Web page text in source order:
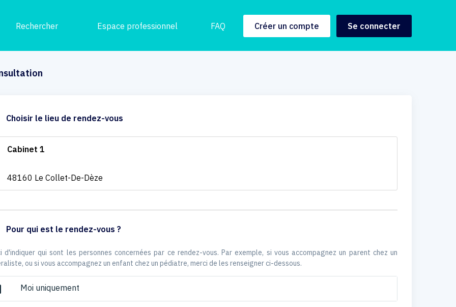
Rechercher Espace professionnel FAQ Créer un compte Se connecter
Choisir le lieu de rendez-vous
Cabinet 1
48160 Le Collet-De-Dèze
Pour qui est le rendez-vous ?
d'indiquer qui sont les personnes concernées par ce rendez-vous. Par exemple, si vous accompagnez un parent chez un
ou si vous accompagnez un enfant chez un pédiatre, merci de les renseigner ci-dessous.
Moi uniquement